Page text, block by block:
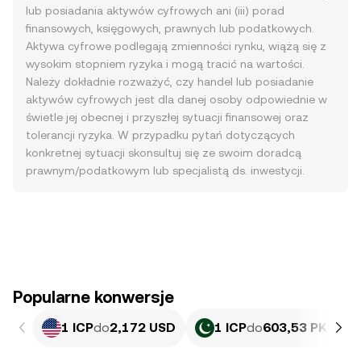
lub posiadania aktywów cyfrowych ani (iii) porad
finansowych, księgowych, prawnych lub podatkowych.
Aktywa cyfrowe podlegają zmienności rynku, wiążą się z
wysokim stopniem ryzyka i mogą tracić na wartości.
Należy dokładnie rozważyć, czy handel lub posiadanie
aktywów cyfrowych jest dla danej osoby odpowiednie w
świetle jej obecnej i przyszłej sytuacji finansowej oraz
tolerancji ryzyka. W przypadku pytań dotyczących
konkretnej sytuacji skonsultuj się ze swoim doradcą
prawnym/podatkowym lub specjalistą ds. inwestycji.
Popularne konwersje
1 ICPdo2,172 USD 1 ICPdo603,53 PKR